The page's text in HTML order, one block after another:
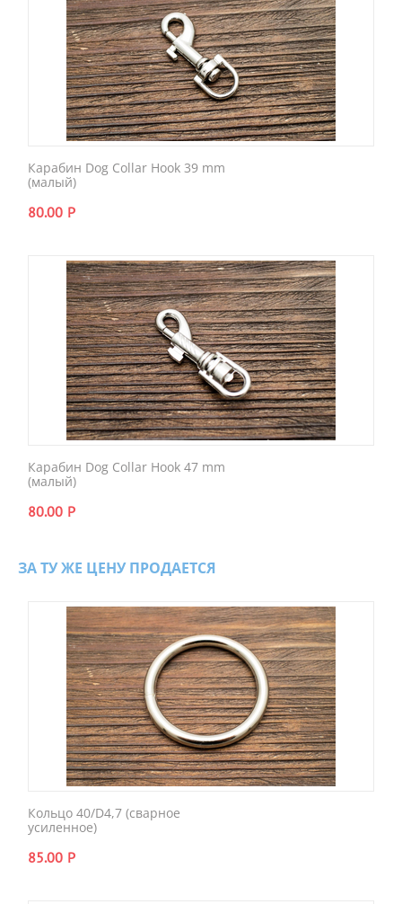
Карабин Dog Collar Hook 39 mm
(малый)
80.00 Р
Карабин Dog Collar Hook 47 mm
(малый)
80.00 Р
ЗА ТУ ЖЕ ЦЕНУ ПРОДАЕТСЯ
Кольцо 40/D4,7 (сварное
усиленное)
85.00 Р